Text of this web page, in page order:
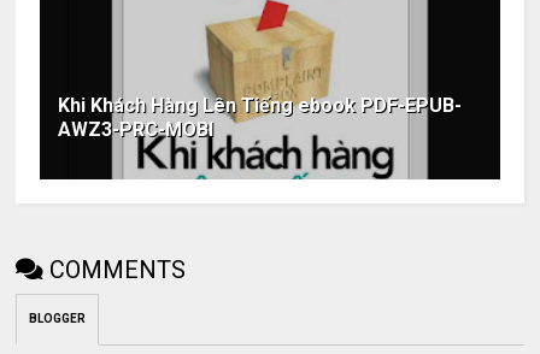
Khi Khách Hàng Lên Tiếng ebook PDF-EPUB-
AWZ3-PRC-MOBI
COMMENTS
BLOGGER